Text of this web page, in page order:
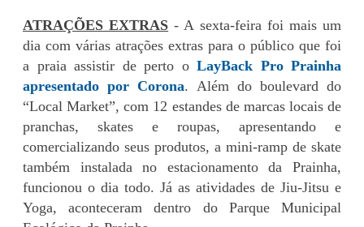
ATRAÇÕES EXTRAS - A sexta-feira foi mais um
dia com várias atrações extras para o público que foi
a praia assistir de perto o LayBack Pro Prainha
apresentado por Corona. Além do boulevard do
“Local Market”, com 12 estandes de marcas locais de
pranchas, skates e roupas, apresentando e
comercializando seus produtos, a mini-ramp de skate
também instalada no estacionamento da Prainha,
funcionou o dia todo. Já as atividades de Jiu-Jitsu e
Yoga, aconteceram dentro do Parque Municipal